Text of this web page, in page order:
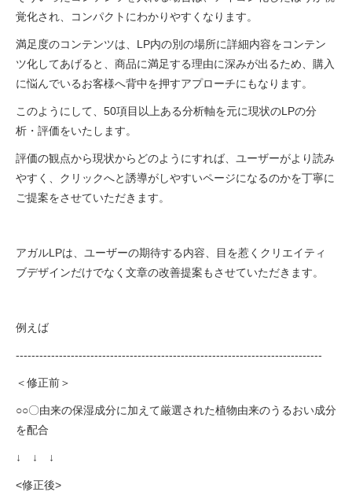
覚化され、コンパクトにわかりやすくなります。
満足度のコンテンツは、LP内の別の場所に詳細内容をコンテン
ツ化してあげると、商品に満足する理由に深みが出るため、購入
に悩んでいるお客様へ背中を押すアプローチにもなります。
このようにして、50項目以上ある分析軸を元に現状のLPの分
析・評価をいたします。
評価の観点から現状からどのようにすれば、ユーザーがより読み
やすく、クリックへと誘導がしやすいページになるのかを丁寧に
ご提案をさせていただきます。
アガルLPは、ユーザーの期待する内容、目を惹くクリエイティ
ブデザインだけでなく文章の改善提案もさせていただきます。
例えば
------------------------------------------------------------------------------
＜修正前＞
○○〇由来の保湿成分に加えて厳選された植物由来のうるおい成分
を配合
↓ ↓ ↓
<修正後>